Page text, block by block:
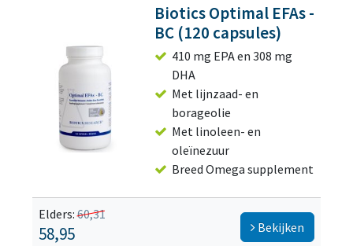
Biotics Optimal EFAs -
BC (120 capsules)
410 mg EPA en 308 mg
DHA
Met lijnzaad- en
borageolie
Met linoleen- en
oleïnezuur
Breed Omega supplement
Elders:60,31
58,95 Bekijken